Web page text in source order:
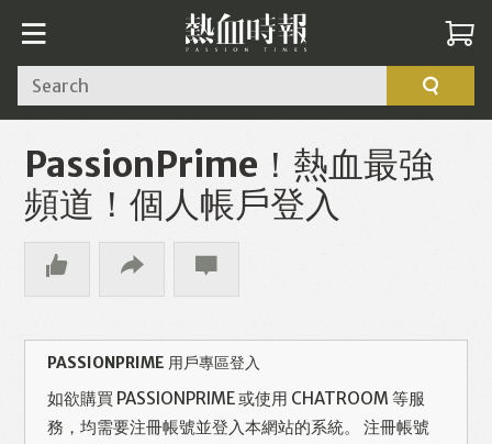
Search
PassionPrime！熱血最強
頻道！個人帳戶登入
PASSIONPRIME 用戶專區登入
如欲購買 PASSIONPRIME 或使用 CHATROOM 等服
務，均需要注冊帳號並登入本網站的系統。 注冊帳號